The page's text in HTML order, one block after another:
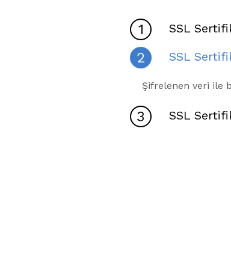
SSL
SSL
Şifrelenen veri ile
SSL